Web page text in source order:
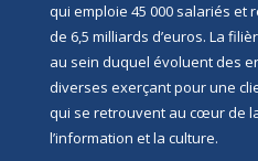
qui emploie 45 000 salariés et
de 6,5 milliards d’euros. La
au sein duquel évoluent des
diverses exerçant pour une
qui se retrouvent au cœur de
l’information et la culture.